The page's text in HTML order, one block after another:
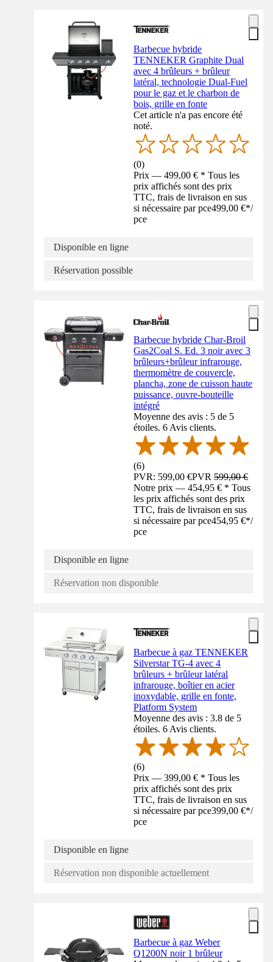
Barbecue hybride
TENNEKER Graphite Dual
avec 4 brûleurs + brûleur
latéral, technologie Dual-Fuel
pour le gaz et le charbon de
bois, grille en fonte
Cet article n'a pas encore été
noté.
(0)
Prix — 499,00 € * Tous les
prix affichés sont des prix
TTC, frais de livraison en sus
si nécessaire par pce499,00 €*/
pce
Disponible en ligne
Réservation possible
Barbecue hybride Char-Broil
Gas2Coal S. Ed. 3 noir avec 3
brûleurs+brûleur infrarouge,
thermomètre de couvercle,
plancha, zone de cuisson haute
puissance, ouvre-bouteille
intégré
Moyenne des avis : 5 de 5
étoiles. 6 Avis clients.
(6)
PVR: 599,00 €PVR599,00 €
Notre prix — 454,95 € * Tous
les prix affichés sont des prix
TTC, frais de livraison en sus
si nécessaire par pce454,95 €*/
pce
Disponible en ligne
Réservation non disponible
Barbecue à gaz TENNEKER
Silverstar TG-4 avec 4
brûleurs + brûleur latéral
infrarouge, boîtier en acier
inoxydable, grille en fonte,
Platform System
Moyenne des avis : 3.8 de 5
étoiles. 6 Avis clients.
(6)
Prix — 399,00 € * Tous les
prix affichés sont des prix
TTC, frais de livraison en sus
si nécessaire par pce399,00 €*/
pce
Disponible en ligne
Réservation non disponible actuellement
Barbecue à gaz Weber
Q1200N noir 1 brûleur